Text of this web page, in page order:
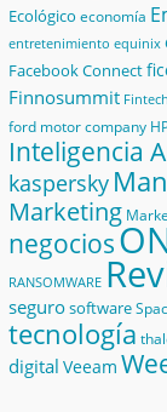
Ecológico economía
entretenimiento equinix
Facebook Connect
Finnosummit Fintech
ford motor company
Inteligencia
kaspersky
Marketing
negocios
RANSOMWARE
segurosoftware
tecnología
digital Veeam